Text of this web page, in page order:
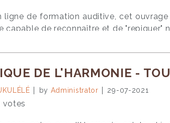
ligne de formation auditive, cet
capable de reconnaître et de "repiquer"
la treizième bémol), l’identification
de la mélodie ensemble, l’étude du
mélodiques, qui constituent une
sont là pour vous fournir les exercices
résultats. Au sommaire
DE L'HARMONIE -
by Administrator 29-07-2021
votes